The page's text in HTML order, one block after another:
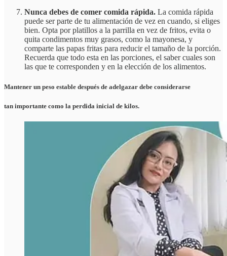
Nunca debes de comer comida rápida. La comida rápida
puede ser parte de tu alimentación de vez en cuando, si eliges
bien. Opta por platillos a la parrilla en vez de fritos, evita o
quita condimentos muy grasos, como la mayonesa, y
comparte las papas fritas para reducir el tamaño de la porción.
Recuerda que todo esta en las porciones, el saber cuales son
las que te corresponden y en la elección de los alimentos.
Mantener un peso estable después de adelgazar debe considerarse
tan importante como la perdida inicial de kilos.